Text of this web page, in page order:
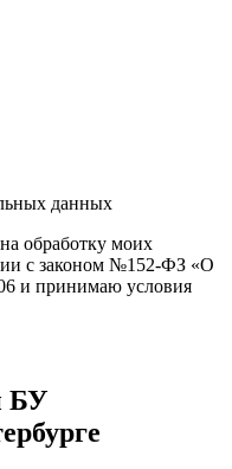
данных
обработку моих
с законом №152-ФЗ «О
и принимаю условия
БУ